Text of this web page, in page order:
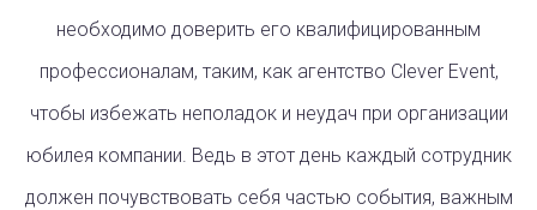
необходимо доверить его квалифицированным
профессионалам, таким, как агентство Clever Event,
чтобы избежать неполадок и неудач при организации
юбилея компании. Ведь в этот день каждый сотрудник
должен почувствовать себя частью события, важным